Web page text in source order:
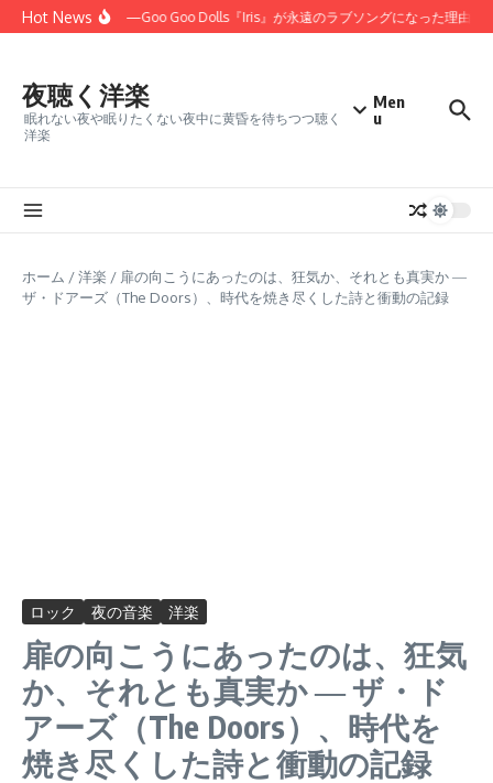
コンテンツへスキップ
Hot News
てほしかった」——Goo Goo Dolls『Iris』が永遠のラブソングになった理由
夜聴く洋楽
眠れない夜や眠りたくない夜中に黄昏を待ちつつ聴く
洋楽
Men
u
ホーム /洋楽 / 扉の向こうにあったのは、狂気か、それとも真実か ―
ザ・ドアーズ（The Doors）、時代を焼き尽くした詩と衝動の記録
ロック 夜の音楽 洋楽
扉の向こうにあったのは、狂気
か、それとも真実か ― ザ・ド
アーズ（The Doors）、時代を
焼き尽くした詩と衝動の記録